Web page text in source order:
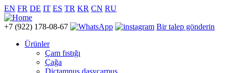
EN FR DE IT ES TR KR CN RU
+7 (922) 178-08-67
Bir talep gönderin
Ürünler
Çam fıstığı
Çağa
Dictamnus dasycarpus